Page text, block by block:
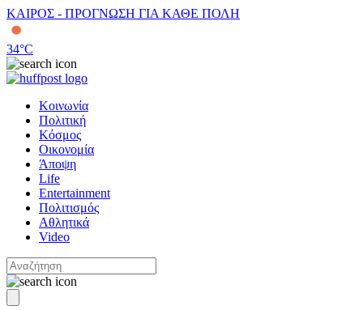
ΚΑΙΡΟΣ - ΠΡΟΓΝΩΣΗ ΓΙΑ ΚΑΘΕ ΠΟΛΗ
34°C
Κοινωνία
Πολιτική
Κόσμος
Οικονομία
Άποψη
Life
Entertainment
Πολιτισμός
Αθλητικά
Video